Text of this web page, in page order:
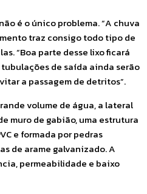
é o único problema. “A chuva
traz consigo todo tipo de
“Boa parte desse lixo ficará
de saída ainda serão
a passagem de detritos”.
volume de água, a lateral
muro de gabião, uma estrutura
e formada por pedras
de arame galvanizado. A
permeabilidade e baixo